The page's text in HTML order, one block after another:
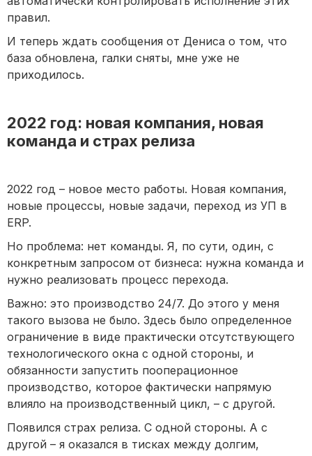
правил.
И теперь ждать сообщения от Дениса о том, что
база обновлена, галки сняты, мне уже не
приходилось.
2022 год: новая компания, новая
команда и страх релиза
2022 год – новое место работы. Новая компания,
новые процессы, новые задачи, переход из УП в
ERP.
Но проблема: нет команды. Я, по сути, один, с
конкретным запросом от бизнеса: нужна команда и
нужно реализовать процесс перехода.
Важно: это производство 24/7. До этого у меня
такого вызова не было. Здесь было определенное
ограничение в виде практически отсутствующего
технологического окна с одной стороны, и
обязанности запустить пооперационное
производство, которое фактически напрямую
влияло на производственный цикл, – с другой.
Появился страх релиза. С одной стороны. А с
другой – я оказался в тисках между долгим,